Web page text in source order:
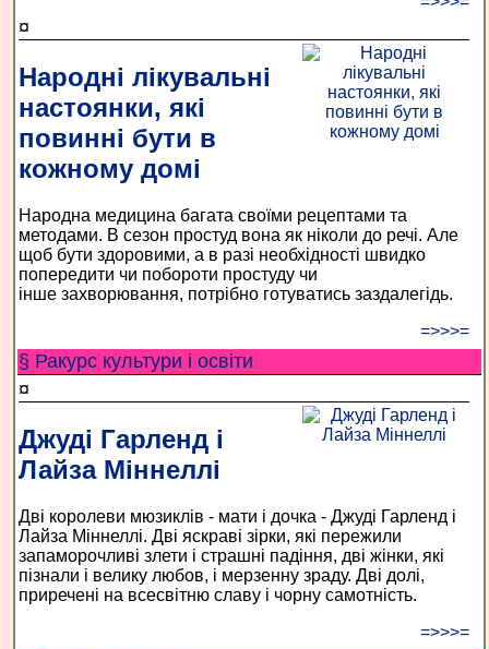
¤
Народні лікувальні
настоянки, які
повинні бути в
кожному домі
Народна медицина багата своїми рецептами та
методами. В сезон простуд вона як ніколи до речі. Але
щоб бути здоровими, а в разі необхідності швидко
попередити чи побороти простуду чи
інше захворювання, потрібно готуватись заздалегідь.
=>>>=
§ Ракурс культури і освіти
¤
Джуді Гарленд і
Лайза Міннеллі
Дві королеви мюзиклів - мати і дочка - Джуді Гарленд і
Лайза Міннеллі. Дві яскраві зірки, які пережили
запаморочливі злети і страшні падіння, дві жінки, які
пізнали і велику любов, і мерзенну зраду. Дві долі,
приречені на всесвітню славу і чорну самотність.
=>>>=